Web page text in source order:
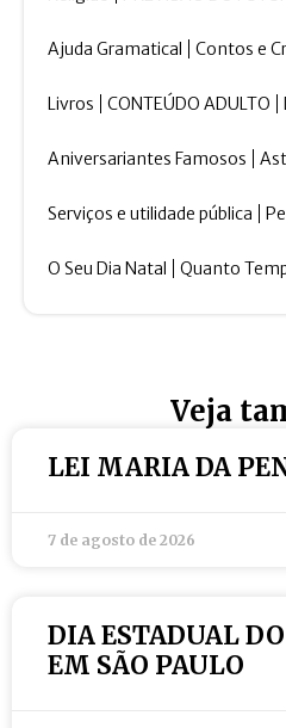
Ajuda Gramatical Contos e
Livros CONTEÚDO ADULTO
Aniversariantes Famosos
Serviços e utilidade pública
O Seu Dia Natal Quanto
Veja
LEI MARIA DA
7 de agosto de 2026
DIA ESTADUAL
EM SÃO PAULO